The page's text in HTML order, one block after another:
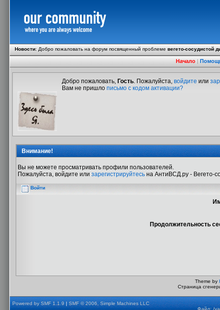
Новости:Добро пожаловать на форум посвященный проблемевегето-сосудистой
Начало|
Добро пожаловать, Гость. Пожалуйста, войдите или
Вам не пришло письмо с кодом активации?
Внимание!
Вы не можете просматривать профили пользователей.
Пожалуйста, войдите или зарегистрируйтесь на АнтиВСД.ру - Вегето-
Войти
Продолжительность
Theme by
Страница
Powered by SMF 1.1.9|SMF © 2006, Simple Machines LLC
Файл: /